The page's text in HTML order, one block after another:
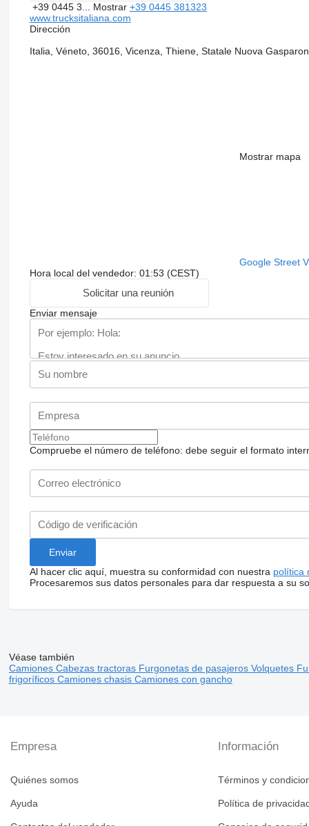
+39 0445 3... Mostrar +39 0445 381323
www.trucksitaliana.com
Dirección
Italia, Véneto, 36016, Vicenza, Thiene, Statale Nuova
Mostrar mapa
Google Street
Hora local del vendedor: 01:53 (CEST)
Solicitar una reunión
Enviar mensaje
Compruebe el número de teléfono: debe seguir el formato
Al hacer clic aquí, muestra su conformidad con nuestra política
Procesaremos sus datos personales para dar respuesta a su
Véase también
Camiones Cabezas tractoras Furgonetas de pasajeros Volquetes
frigoríficos Camiones chasis Camiones con gancho
Empresa
Quiénes somos
Ayuda
Información
Términos y
Política de